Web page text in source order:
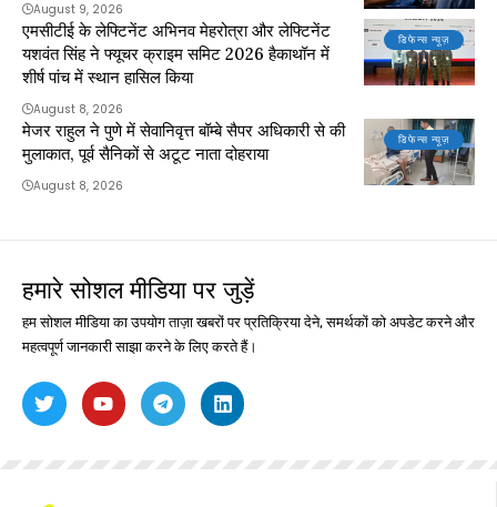
August 9, 2026
डिफेन्स न्यूज़
एमसीटीई के लेफ्टिनेंट अभिनव मेहरोत्रा और लेफ्टिनेंट
यशवंत सिंह ने फ्यूचर क्राइम समिट 2026 हैकाथॉन में
शीर्ष पांच में स्थान हासिल किया
August 8, 2026
डिफेन्स न्यूज़
मेजर राहुल ने पुणे में सेवानिवृत्त बॉम्बे सैपर अधिकारी से की
मुलाकात, पूर्व सैनिकों से अटूट नाता दोहराया
August 8, 2026
हमारे सोशल मीडिया पर जुड़ें
हम सोशल मीडिया का उपयोग ताज़ा खबरों पर प्रतिक्रिया देने, समर्थकों को अपडेट करने और
महत्वपूर्ण जानकारी साझा करने के लिए करते हैं।